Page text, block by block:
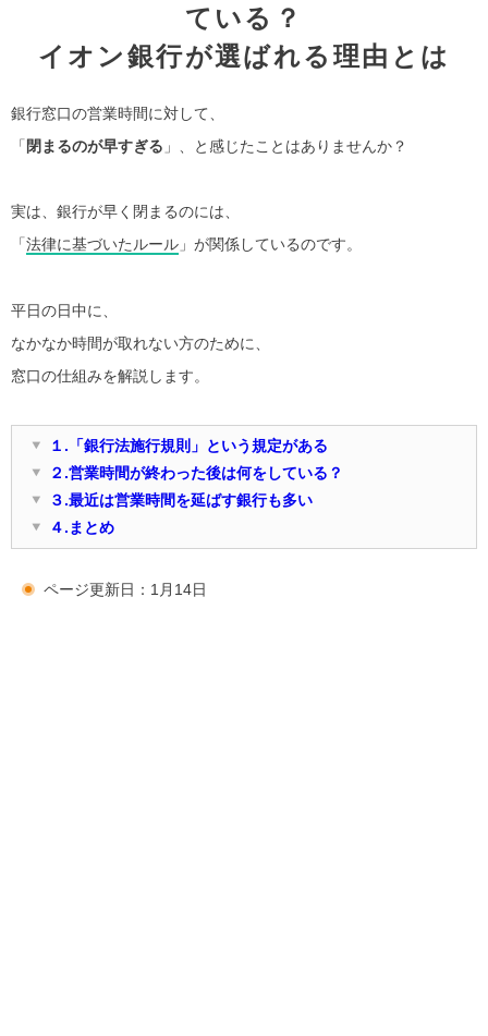
ている？
イオン銀行が選ばれる理由とは
銀行窓口の営業時間に対して、
「 閉まるのが早すぎる 」、と感じたことはありませんか？
実は、銀行が早く閉まるのには、
「法律に基づいたルール 」が関係しているのです。
平日の日中に、
なかなか時間が取れない方のために、
窓口の仕組みを解説します。
１.「銀行法施行規則」という規定がある
２.営業時間が終わった後は何をしている？
３.最近は営業時間を延ばす銀行も多い
４.まとめ
ページ更新日：1月14日